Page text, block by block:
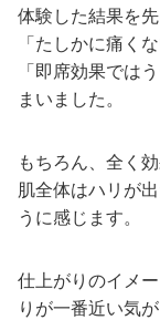
体験した結果を
「たしかに痛く
「即席効果では
まいました。
もちろん、全く
肌全体はハリが
うに感じます。
仕上がりのイメ
りが一番近い気が